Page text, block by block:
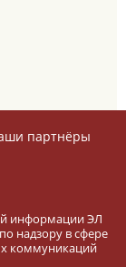
партнёры
информации ЭЛ
надзору в сфере
коммуникаций